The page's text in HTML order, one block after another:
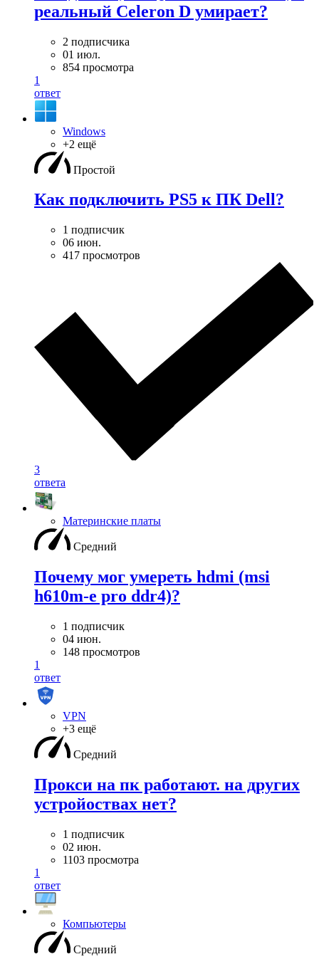
реальный Celeron D умирает?
2 подписчика
01 июл.
854 просмотра
1
ответ
Windows
+2 ещё
Простой
Как подключить PS5 к ПК Dell?
1 подписчик
06 июн.
417 просмотров
3
ответа
Материнские платы
Средний
Почему мог умереть hdmi (msi
h610m-e pro ddr4)?
1 подписчик
04 июн.
148 просмотров
1
ответ
VPN
+3 ещё
Средний
Прокси на пк работают. на других
устройоствах нет?
1 подписчик
02 июн.
1103 просмотра
1
ответ
Компьютеры
Средний